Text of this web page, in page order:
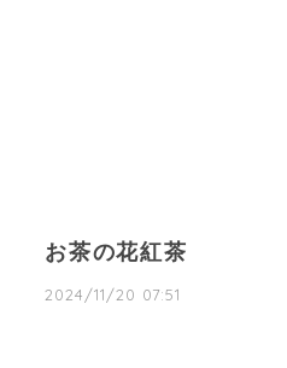
お茶の花紅茶
2024/11/20 07:51